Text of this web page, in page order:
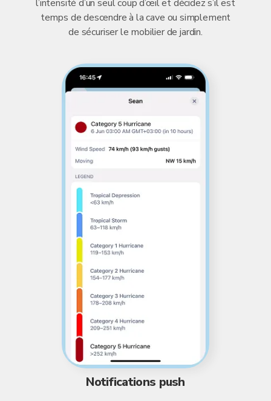
l’intensité d’un seul coup d’œil et décidez s’il est
temps de descendre à la cave ou simplement
de sécuriser le mobilier de jardin.
Notifications push